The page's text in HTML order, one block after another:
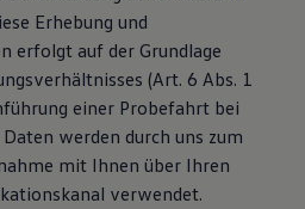
Erhebung und
erfolgt auf der Grundlage
(Art. 6 Abs. 1
einer Probefahrt bei
werden durch uns zum
mit Ihnen über Ihren
verwendet.